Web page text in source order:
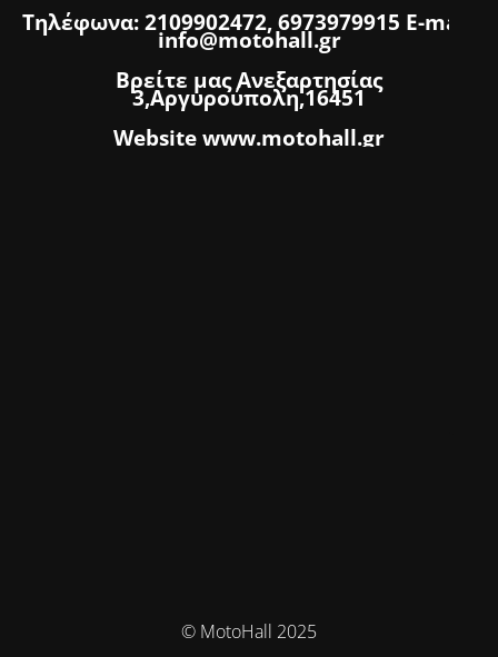
Τηλέφωνα: 2109902472, 6973979915 E-mail:
info@motohall.gr
Βρείτε μας Ανεξαρτησίας
3,Αργυρούπολη,16451
Website www.motohall.gr
© MotoHall 2025